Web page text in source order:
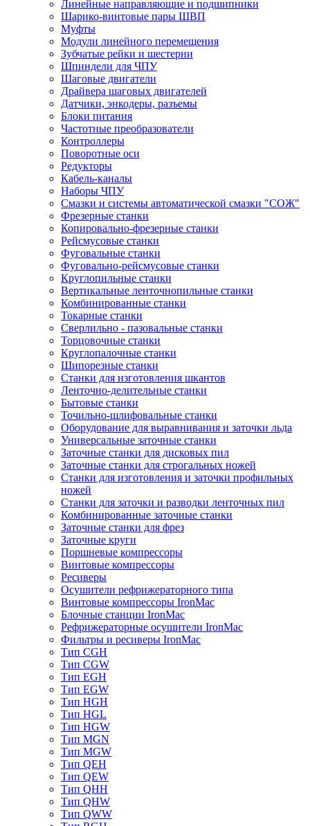
Линейные направляющие и подшипники
Шарико-винтовые пары ШВП
Муфты
Модули линейного перемещения
Зубчатые рейки и шестерни
Шпиндели для ЧПУ
Шаговые двигатели
Драйвера шаговых двигателей
Датчики, энкодеры, разъемы
Блоки питания
Частотные преобразователи
Контроллеры
Поворотные оси
Редукторы
Кабель-каналы
Наборы ЧПУ
Смазки и системы автоматической смазки "СОЖ"
Фрезерные станки
Копировально-фрезерные станки
Рейсмусовые станки
Фуговальные станки
Фуговально-рейсмусовые станки
Круглопильные станки
Вертикальные ленточнопильные станки
Комбинированные станки
Токарные станки
Сверлильно - пазовальные станки
Торцовочные станки
Круглопалочные станки
Шипорезные станки
Станки для изготовления шкантов
Ленточно-делительные станки
Бытовые станки
Точильно-шлифовальные станки
Оборудование для выравнивания и заточки льда
Универсальные заточные станки
Заточные станки для дисковых пил
Заточные станки для строгальных ножей
Станки для изготовления и заточки профильных
ножей
Станки для заточки и разводки ленточных пил
Комбинированные заточные станки
Заточные станки для фрез
Заточные круги
Поршневые компрессоры
Винтовые компрессоры
Ресиверы
Осушители рефрижераторного типа
Винтовые компрессоры IronMac
Блочные станции IronMac
Рефрижераторные осушители IronMac
Фильтры и ресиверы IronMac
Тип CGH
Тип CGW
Тип EGH
Тип EGW
Тип HGH
Тип HGL
Тип HGW
Тип MGN
Тип MGW
Тип QEH
Тип QEW
Тип QHH
Тип QHW
Тип QWW